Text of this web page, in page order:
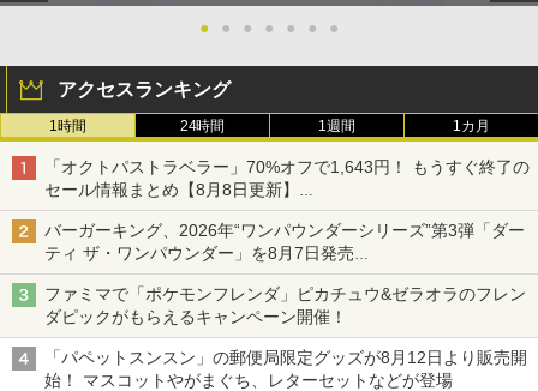
● ● ● ● ● ● ●
アクセスランキング
1時間 24時間 1週間 1カ月
「オクトパストラベラー」70%オフで1,643円！ もうすぐ終了の
セール情報まとめ【8月8日更新】
ニンテンドーeショップでは「大神 絶景版」が67%オフで990円
バーガーキング、2026年“ワンパウンダーシリーズ”第3弾「ダー
ティ ザ・ワンパウンダー」を8月7日発売
「特製ガーリックマヨソース」を使用した超大型チーズバーガー
ファミマで「ポケモンフレンダ」ピカチュウ&ゼラオラのフレン
ダピックがもらえるキャンペーン開催！
「パペットスンスン」の郵便局限定グッズが8月12日より販売開
始！ マスコットやがまぐち、レターセットなどが登場